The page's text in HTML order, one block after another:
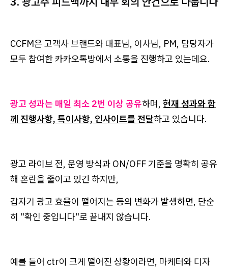
CCFM은 고객사 브랜드와 대표님, 이사님, PM, 담당자가
모두 참여한 카카오톡방에서 소통을 진행하고 있는데요.
광고 성과는 매일 최소 2번 이상 공유하며, 현재 성과와 함
께 진행사항, 특이사항, 인사이트를 전달하고 있습니다.
광고 라이브 전, 운영 방식과 ON/OFF 기준을 명확히 공유
해 혼란을 줄이고 있긴 하지만,
갑자기 광고 효율이 떨어지는 등의 변화가 발생하면, 단순
히 "확인 중입니다"로 끝내지 않습니다.
예를 들어 ctr이 크게 떨어진 상황이라면, 마케터와 디자